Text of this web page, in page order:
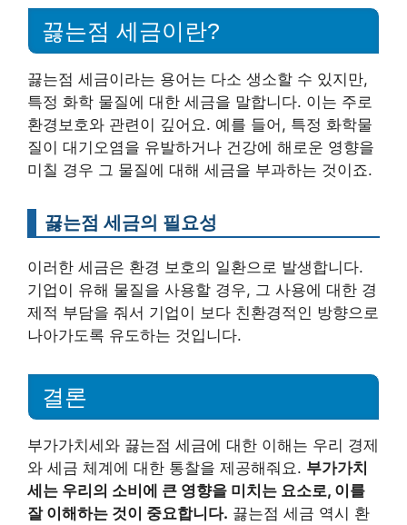
끓는점 세금이란?
끓는점 세금이라는 용어는 다소 생소할 수 있지만,
특정 화학 물질에 대한 세금을 말합니다. 이는 주로
환경보호와 관련이 깊어요. 예를 들어, 특정 화학물
질이 대기오염을 유발하거나 건강에 해로운 영향을
미칠 경우 그 물질에 대해 세금을 부과하는 것이죠.
끓는점 세금의 필요성
이러한 세금은 환경 보호의 일환으로 발생합니다.
기업이 유해 물질을 사용할 경우, 그 사용에 대한 경
제적 부담을 줘서 기업이 보다 친환경적인 방향으로
나아가도록 유도하는 것입니다.
결론
부가가치세와 끓는점 세금에 대한 이해는 우리 경제
와 세금 체계에 대한 통찰을 제공해줘요. 부가가치
세는 우리의 소비에 큰 영향을 미치는 요소로, 이를
잘 이해하는 것이 중요합니다. 끓는점 세금 역시 환